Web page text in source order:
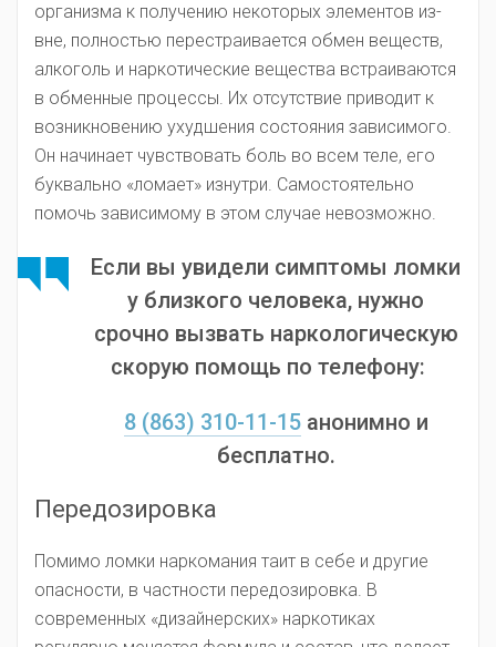
организма к получению некоторых элементов из-
вне, полностью перестраивается обмен веществ,
алкоголь и наркотические вещества встраиваются
в обменные процессы. Их отсутствие приводит к
возникновению ухудшения состояния зависимого.
Он начинает чувствовать боль во всем теле, его
буквально «ломает» изнутри. Самостоятельно
помочь зависимому в этом случае невозможно.
Если вы увидели симптомы ломки
у близкого человека, нужно
срочно вызвать наркологическую
скорую помощь по телефону:
8 (863) 310-11-15анонимно и
бесплатно.
Передозировка
Помимо ломки наркомания таит в себе и другие
опасности, в частности передозировка. В
современных «дизайнерских» наркотиках